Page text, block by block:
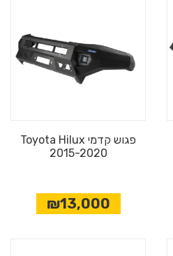
פגוש קדמי Toyota Hilux
2015-2020
₪13,000